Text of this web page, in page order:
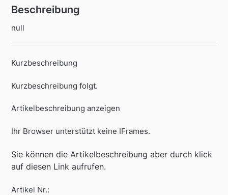
Beschreibung
null
Kurzbeschreibung
Kurzbeschreibung folgt.
Artikelbeschreibung anzeigen
Ihr Browser unterstützt keine IFrames.
Sie können die Artikelbeschreibung aber durch klick
auf diesen Link aufrufen.
Artikel Nr.: